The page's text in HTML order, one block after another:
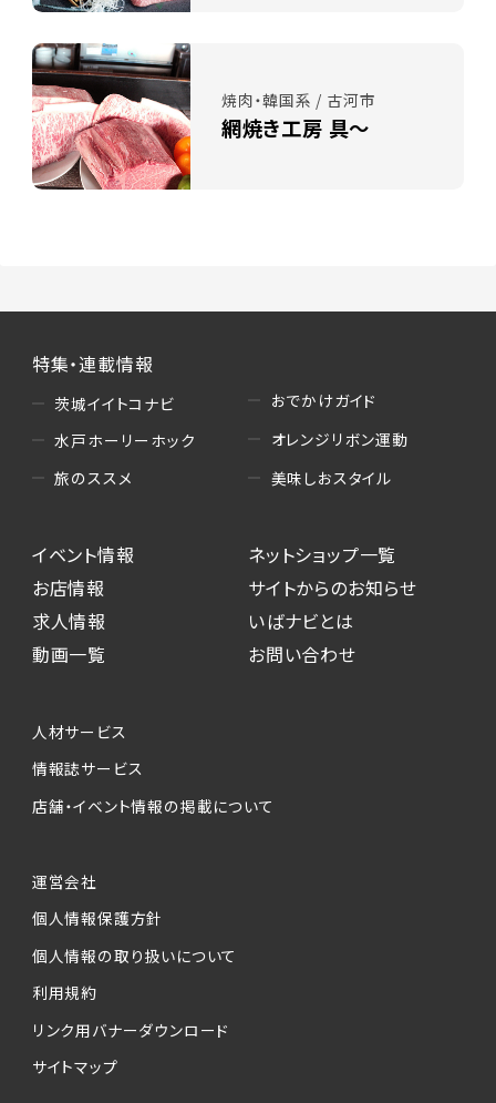
焼肉・韓国系 / 古河市
網焼き工房 具～
特集・連載情報
茨城イイトコナビ
水戸ホーリーホック
旅のススメ
おでかけガイド
オレンジリボン運動
美味しおスタイル
イベント情報
お店情報
求人情報
動画一覧
ネットショップ一覧
サイトからのお知らせ
いばナビとは
お問い合わせ
人材サービス
情報誌サービス
店舗・イベント情報の掲載について
運営会社
個人情報保護方針
個人情報の取り扱いについて
利用規約
リンク用バナーダウンロード
サイトマップ